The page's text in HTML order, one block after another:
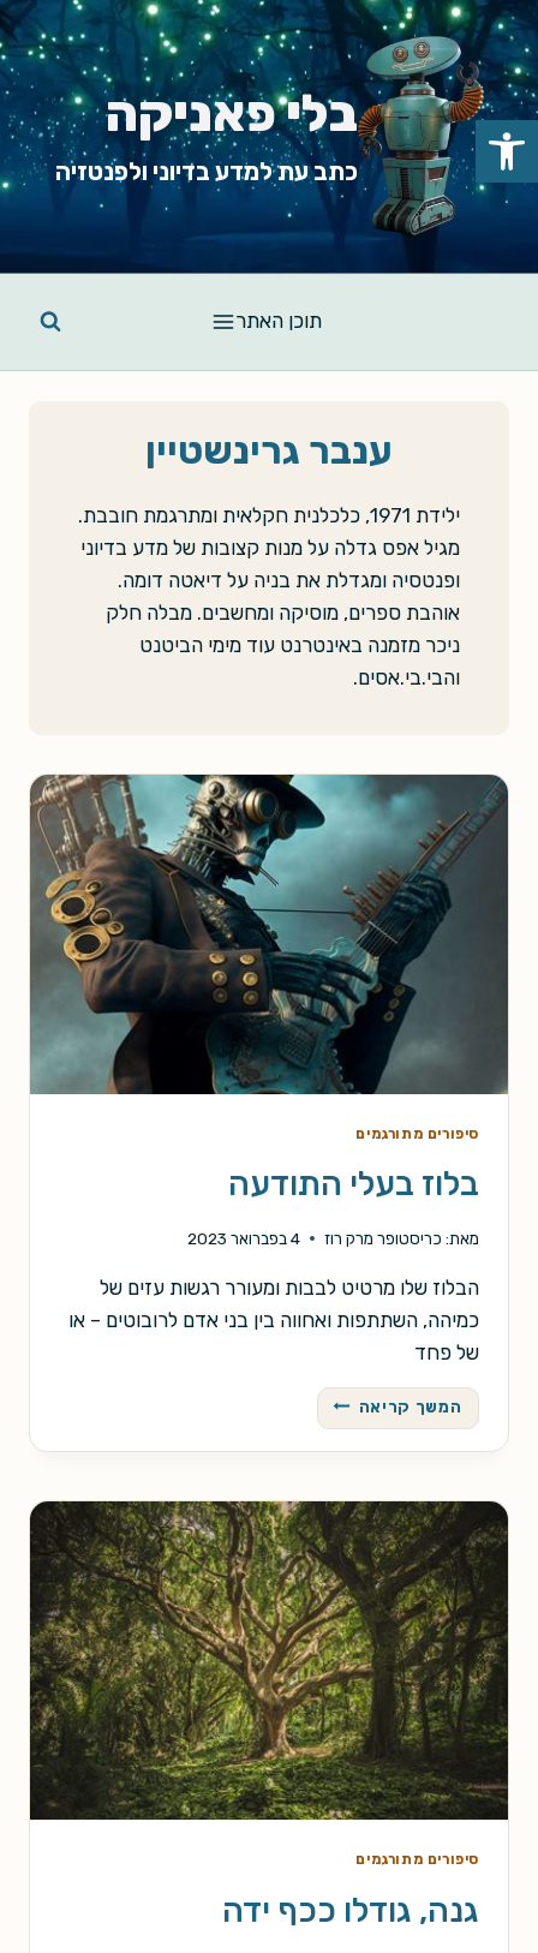
Skip
to
content
בלי פאניקה
כתב עת למדע בדיוני ולפנטזיה
תוכן האתר
ענבר גרינשטיין
ילידת 1971, כלכלנית חקלאית ומתרגמת חובבת.
מגיל אפס גדלה על מנות קצובות של מדע בדיוני
ופנטסיה ומגדלת את בניה על דיאטה דומה.
אוהבת ספרים, מוסיקה ומחשבים. מבלה חלק
ניכר מזמנה באינטרנט עוד מימי הביטנט
והבי.בי.אסים.
סיפורים מתורגמים
בלוז בעלי התודעה
מאת: כריסטופר מרק רוז 4 בפברואר 2023
הבלוז שלו מרטיט לבבות ומעורר רגשות עזים של
כמיהה, השתתפות ואחווה בין בני אדם לרובוטים – או
של פחד
המשך קריאה בלוז
בעלי
התודעה
סיפורים מתורגמים
גנה, גודלו ככף ידה
פתח סרגל נגישות